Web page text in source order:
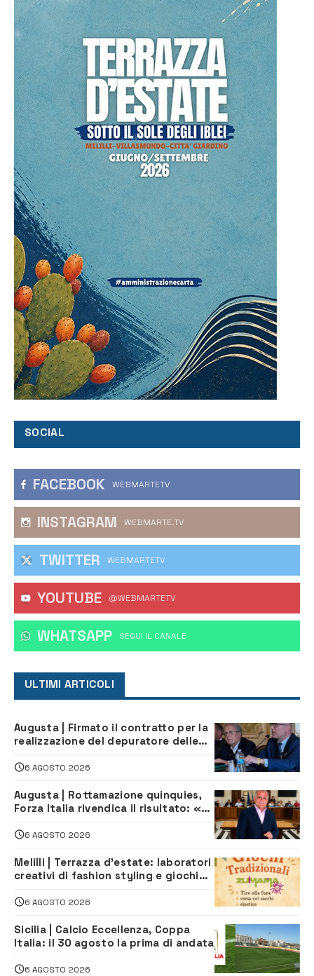
SOCIAL
FACEBOOK WEBMARTETV
INSTAGRAM WEBMARTE.TV
TWITTER WEBMARTETV
YOUTUBE @WEBMARTETV
WHATSAPP ‎SEGUI IL CANALE
ULTIMI ARTICOLI
Augusta | Firmato il contratto per la
realizzazione del depuratore delle
6 AGOSTO 2026
Augusta | Rottamazione quinquies,
Forza Italia rivendica il risultato: «La
6 AGOSTO 2026
Melilli | Terrazza d’estate: laboratori
creativi di fashion styling e giochi
iscriversi
6 AGOSTO 2026
Sicilia | Calcio Eccellenza, Coppa
Italia: il 30 agosto la prima di andata
6 AGOSTO 2026